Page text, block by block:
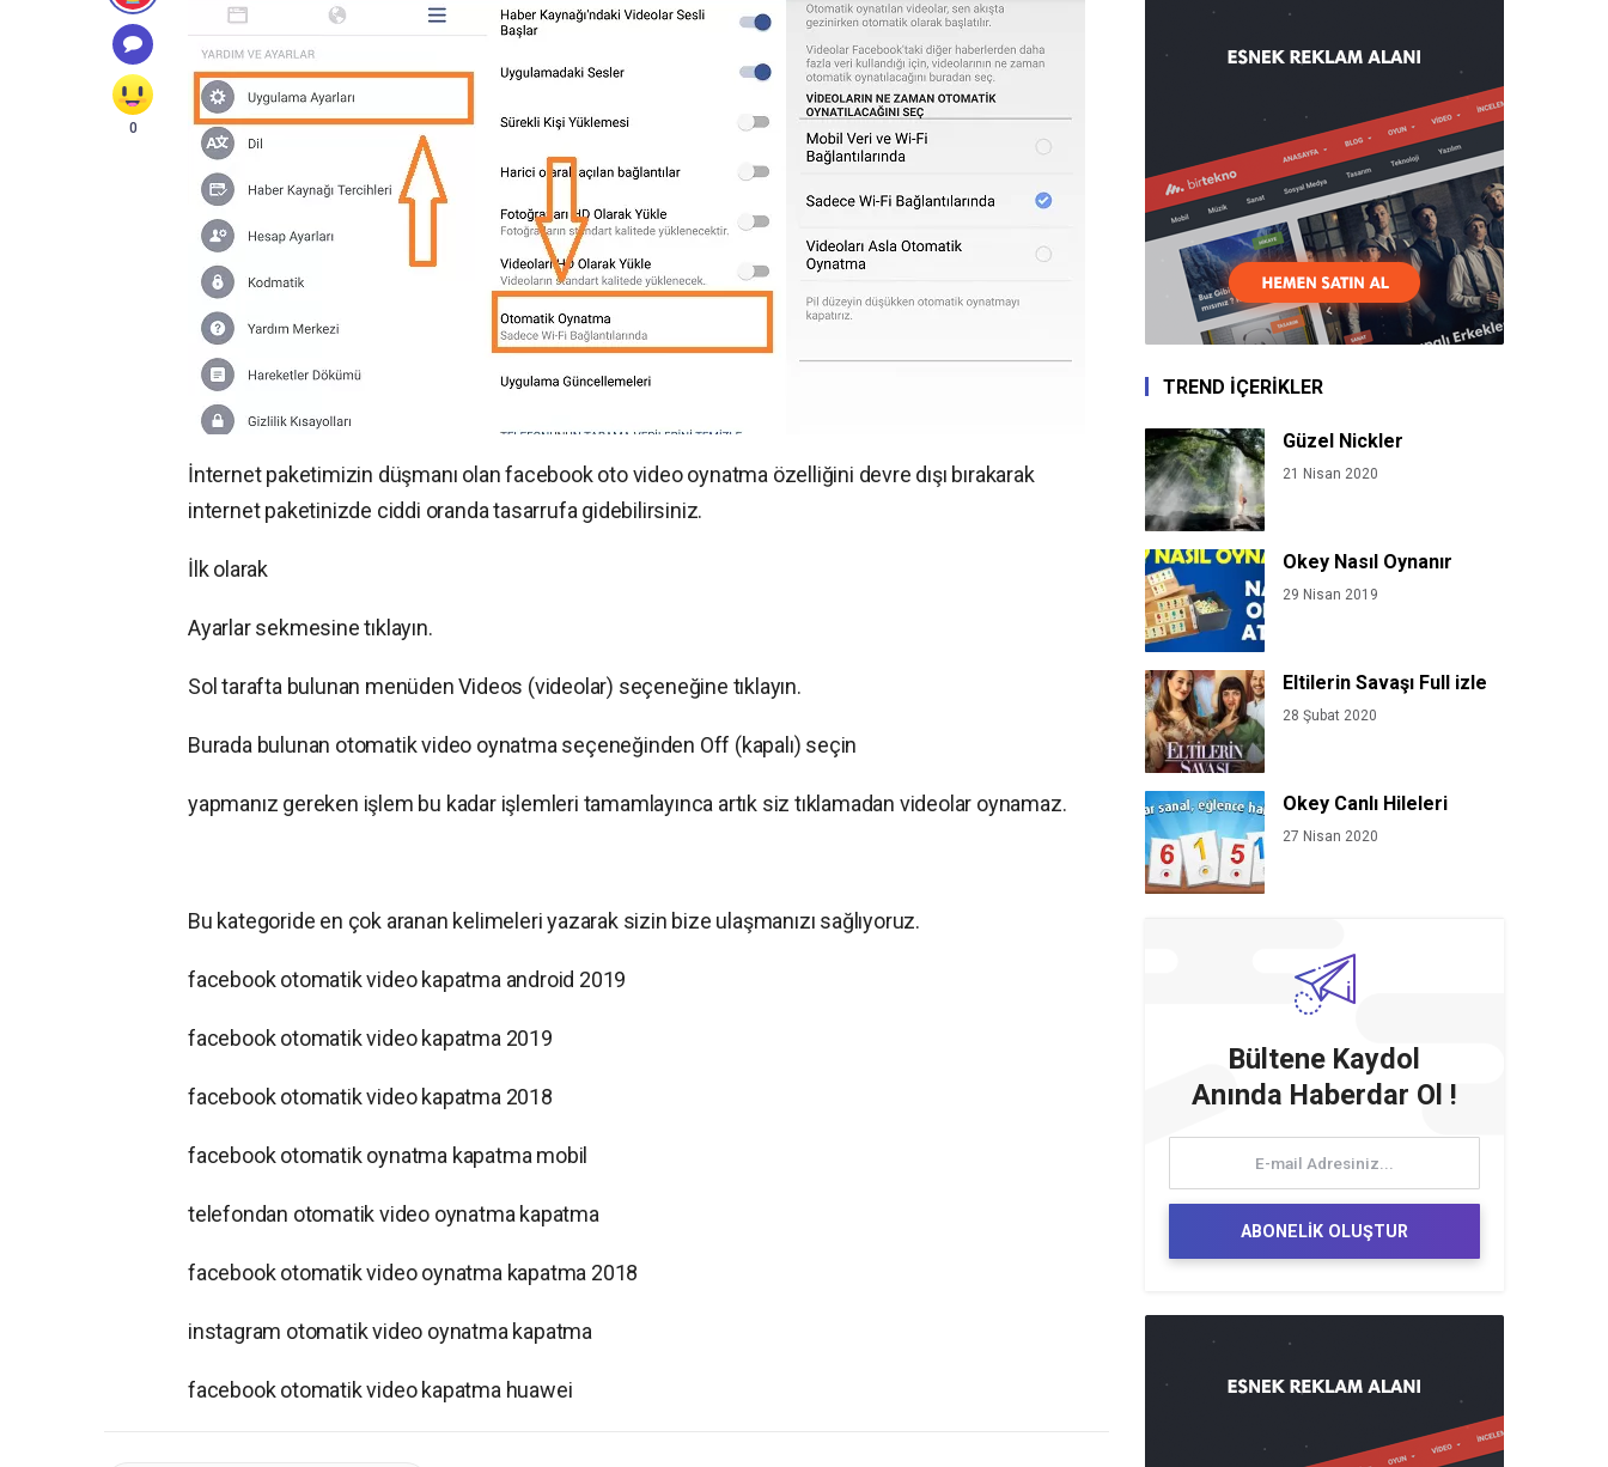
0
İnternet paketimizin düşmanı olan facebook oto video oynatma özelliğini devre dışı bırakarak
internet paketinizde ciddi oranda tasarrufa gidebilirsiniz.
İlk olarak
Ayarlar sekmesine tıklayın.
Sol tarafta bulunan menüden Videos (videolar) seçeneğine tıklayın.
Burada bulunan otomatik video oynatma seçeneğinden Off (kapalı) seçin
yapmanız gereken işlem bu kadar işlemleri tamamlayınca artık siz tıklamadan videolar oynamaz.
Bu kategoride en çok aranan kelimeleri yazarak sizin bize ulaşmanızı sağlıyoruz.
facebook otomatik video kapatma android 2019
facebook otomatik video kapatma 2019
facebook otomatik video kapatma 2018
facebook otomatik oynatma kapatma mobil
telefondan otomatik video oynatma kapatma
facebook otomatik video oynatma kapatma 2018
instagram otomatik video oynatma kapatma
facebook otomatik video kapatma huawei
TREND İÇERİKLER
Güzel Nickler
21 Nisan 2020
Okey Nasıl Oynanır
29 Nisan 2019
Eltilerin Savaşı Full izle
28 Şubat 2020
Okey Canlı Hileleri
27 Nisan 2020
Bültene Kaydol
Anında Haberdar Ol !
ABONELİK OLUŞTUR